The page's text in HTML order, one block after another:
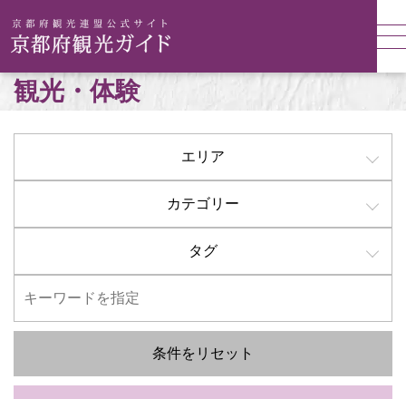
観光・体験
エリア
カテゴリー
タグ
条件をリセット